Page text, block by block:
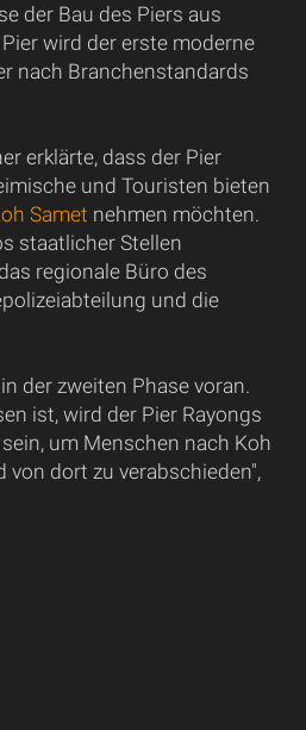
der Bau des Piers aus
wird der erste moderne
nach Branchenstandards
erklärte, dass der Pier
und Touristen bieten
Samet nehmen möchten.
staatlicher Stellen
regionale Büro des
und die
der zweiten Phase voran.
ist, wird der Pier Rayongs
um Menschen nach Koh
von dort zu verabschieden",